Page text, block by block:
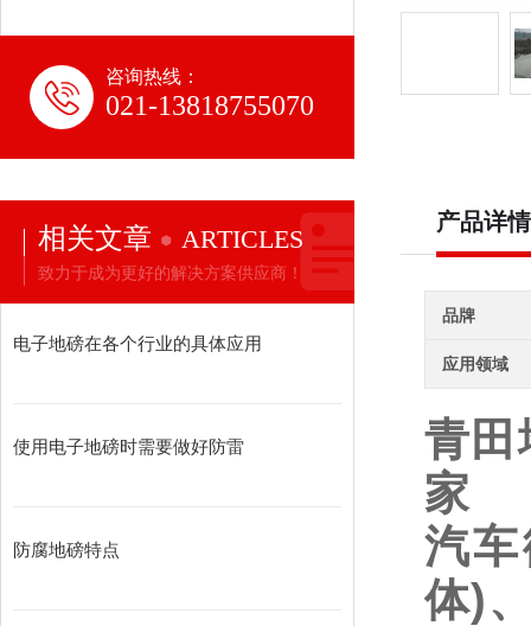
咨询热线：
021-13818755070
相关文章 ARTICLES
致力于成为更好的解决方案供应商！
电子地磅在各个行业的具体应用
使用电子地磅时需要做好防雷
防腐地磅特点
产品详情
品牌
应用领域
青田
家
汽
体)